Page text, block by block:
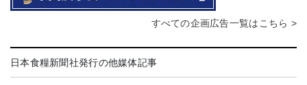
すべての企画広告一覧はこちら >
日本食糧新聞社発行の他媒体記事